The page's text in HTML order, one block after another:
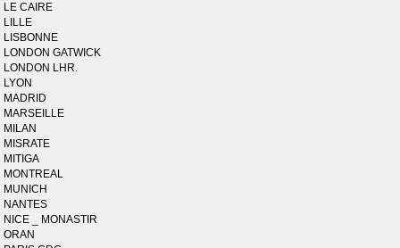
LE CAIRE
LILLE
LISBONNE
LONDON GATWICK
LONDON LHR.
LYON
MADRID
MARSEILLE
MILAN
MISRATE
MITIGA
MONTREAL
MUNICH
NANTES
NICE _ MONASTIR
ORAN